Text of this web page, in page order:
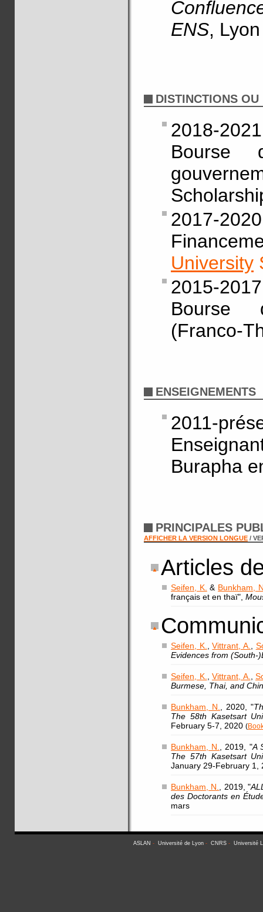
ENS, Lyon
DISTINCTIONS
2018-2021
Bourse
2017-2020
University
2015-2017
Bourse
(Franco-
ENSEIGNEMENTS
2011-
Burapha
PRINCIPALES
AFFICHER LA VERSION LONGUE /
Articles
Seifen, K. & Bunkham,
français et en thaï",
Seifen, K. ,Vittrant, A.
Evidences from (South-
Seifen, K. Vittrant, A.
Burmese, Thai, and
Bunkham, N. , 2020, "
The 58th Kasetsart
February 5-7, 2020 (
Bunkham, N. , 2019, "A
The 57th Kasetsart
January 29-February
Bunkham, N. , 2019, "
des Doctorants en
mars
ASLAN - Université de Lyon- CNRS- Université